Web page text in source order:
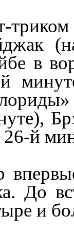
в
й
26-й
До
и